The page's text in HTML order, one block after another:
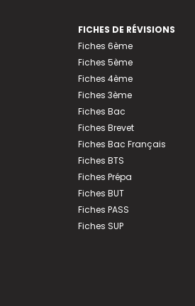
FICHES DE RÉVISIONS
Fiches 6ème
Fiches 5ème
Fiches 4ème
Fiches 3ème
Fiches Bac
Fiches Brevet
Fiches Bac Français
Fiches BTS
Fiches Prépa
Fiches BUT
Fiches PASS
Fiches SUP